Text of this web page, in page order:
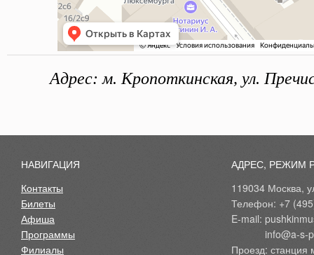
Адрес: м. Кропоткинская, ул.
НАВИГАЦИЯ
Контакты
Билеты
Афиша
Программы
Филиалы
АДРЕС, РЕЖИМ
119034 Москва,
Телефон: +7
E-mail:
Проезд: станция